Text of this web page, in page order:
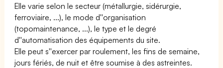
Elle varie selon le secteur (métallurgie, sidérurgie,
ferroviaire, ...), le mode d''organisation
(topomaintenance, ...), le type et le degré
d''automatisation des équipements du site.
Elle peut s''exercer par roulement, les fins de semaine,
jours fériés, de nuit et être soumise à des astreintes.